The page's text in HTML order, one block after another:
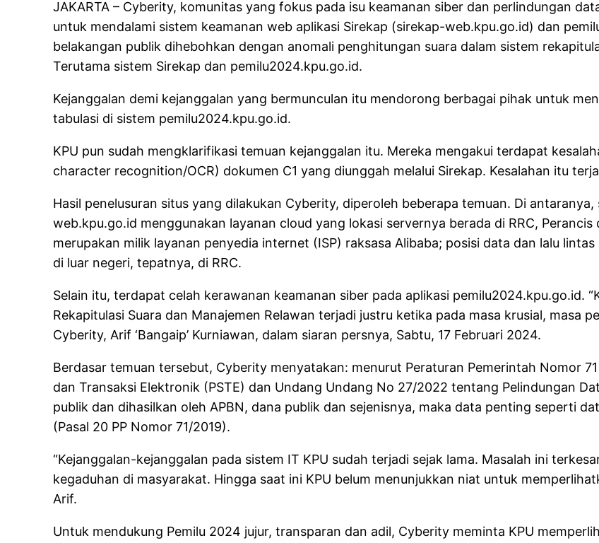
JAKARTA – Cyberity, komunitas yang fokus pada isu keamanan siber dan perlindungan
untuk mendalami sistem keamanan web aplikasi Sirekap (sirekap-web.kpu.go.id) dan
belakangan publik dihebohkan dengan anomali penghitungan suara dalam sistem
Terutama sistem Sirekap dan pemilu2024.kpu.go.id.
Kejanggalan demi kejanggalan yang bermunculan itu mendorong berbagai pihak untuk
tabulasi di sistem pemilu2024.kpu.go.id.
KPU pun sudah mengklarifikasi temuan kejanggalan itu. Mereka mengakui terdapat
character recognition/OCR) dokumen C1 yang diunggah melalui Sirekap. Kesalahan itu
Hasil penelusuran situs yang dilakukan Cyberity, diperoleh beberapa temuan. Di
web.kpu.go.id menggunakan layanan cloud yang lokasi servernya berada di RRC,
merupakan milik layanan penyedia internet (ISP) raksasa Alibaba; posisi data dan lalu
di luar negeri, tepatnya, di RRC.
Selain itu, terdapat celah kerawanan keamanan siber pada aplikasi pemilu2024.kpu.go.id.
Rekapitulasi Suara dan Manajemen Relawan terjadi justru ketika pada masa krusial, masa
Cyberity, Arif ‘Bangaip’ Kurniawan, dalam siaran persnya, Sabtu, 17 Februari 2024.
Berdasar temuan tersebut, Cyberity menyatakan: menurut Peraturan Pemerintah Nomor
dan Transaksi Elektronik (PSTE) dan Undang Undang No 27/2022 tentang Pelindungan
publik dan dihasilkan oleh APBN, dana publik dan sejenisnya, maka data penting seperti
(Pasal 20 PP Nomor 71/2019).
“Kejanggalan-kejanggalan pada sistem IT KPU sudah terjadi sejak lama. Masalah ini
kegaduhan di masyarakat. Hingga saat ini KPU belum menunjukkan niat untuk
Arif.
Untuk mendukung Pemilu 2024 jujur, transparan dan adil, Cyberity meminta KPU